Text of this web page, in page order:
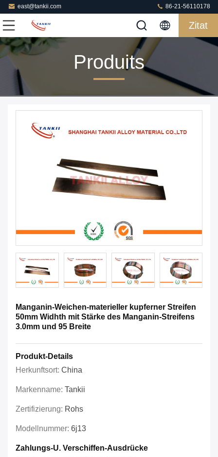
east@tankii.com 86-21-56110178
Zitat
Produits
Manganin-Weichen-materieller kupferner Streifen
50mm Widhth mit Stärke des Manganin-Streifens
3.0mm und 95 Breite
Produkt-Details
Herkunftsort: China
Markenname: Tankii
Zertifizierung: Rohs
Modellnummer: 6j13
Zahlungs-U. Verschiffen-Ausdrücke